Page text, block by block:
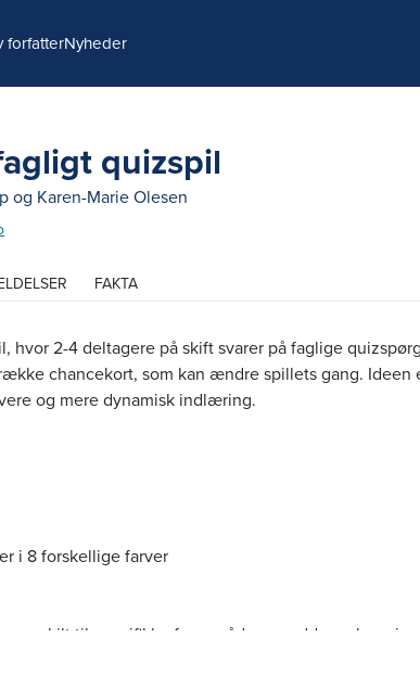
forfatterNyheder
quizspil
og Karen-Marie Olesen
FAKTA
hvor 2-4 deltagere på skift svarer på faglige
chancekort, som kan ændre spillets gang. Ideen
og mere dynamisk indlæring.
i 8 forskellige farver
særskilt til specifikke fagområder og